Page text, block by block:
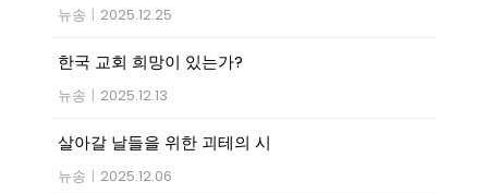
뉴송 | 2025.12.25
한국 교회 희망이 있는가?
뉴송 | 2025.12.13
살아갈 날들을 위한 괴테의 시
뉴송 | 2025.12.06